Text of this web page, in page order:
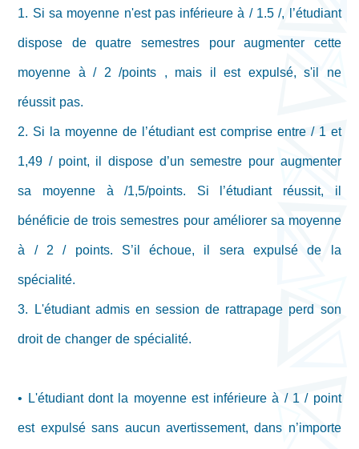
1. Si sa moyenne n'est pas inférieure à / 1.5 /, l’étudiant
dispose de quatre semestres pour augmenter cette
moyenne à / 2 /points , mais il est expulsé, s'il ne
réussit pas.
2. Si la moyenne de l’étudiant est comprise entre / 1 et
1,49 / point, il dispose d’un semestre pour augmenter
sa moyenne à /1,5/points. Si l’étudiant réussit, il
bénéficie de trois semestres pour améliorer sa moyenne
à / 2 / points. S’il échoue, il sera expulsé de la
spécialité.
3. L'étudiant admis en session de rattrapage perd son
droit de changer de spécialité.
• L'étudiant dont la moyenne est inférieure à / 1 / point
est expulsé sans aucun avertissement, dans n’importe